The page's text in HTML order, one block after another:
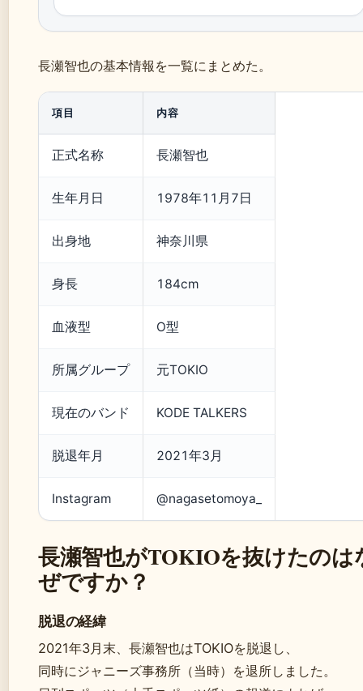
長瀬智也の基本情報を一覧にまとめた。
項目 内容
正式名称 長瀬智也
生年月日 1978年11月7日
出身地 神奈川県
身長 184cm
血液型 O型
所属グループ 元TOKIO
現在のバンド KODE TALKERS
脱退年月 2021年3月
Instagram @nagasetomoya_
長瀬智也がTOKIOを抜けたのは
ぜですか？
脱退の経緯
2021年3月末、長瀬智也はTOKIOを脱退し、
同時にジャニーズ事務所（当時）を退所しました。